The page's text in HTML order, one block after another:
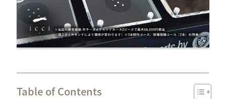
Table of Contents